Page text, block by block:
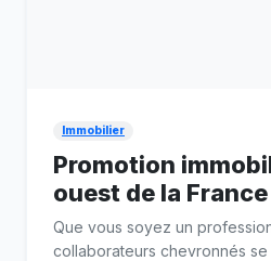
Immobilier
Promotion
ouest de la France
Que vous soyez un
collaborateurs chevronnés